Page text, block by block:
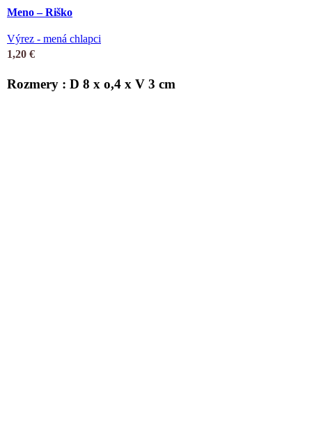
Meno – Riško
Výrez - mená chlapci
1,20 €
Rozmery : D 8 x o,4 x V 3 cm